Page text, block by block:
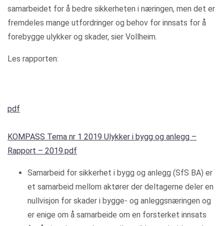
samarbeidet for å bedre sikkerheten i næringen, men det er
fremdeles mange utfordringer og behov for innsats for å
forebygge ulykker og skader, sier Vollheim.
Les rapporten:
pdf
KOMPASS Tema nr 1 2019 Ulykker i bygg og anlegg –
Rapport – 2019.pdf
Samarbeid for sikkerhet i bygg og anlegg (SfS BA) er
et samarbeid mellom aktører der deltagerne deler en
nullvisjon for skader i bygge‐ og anleggsnæringen og
er enige om å samarbeide om en forsterket innsats